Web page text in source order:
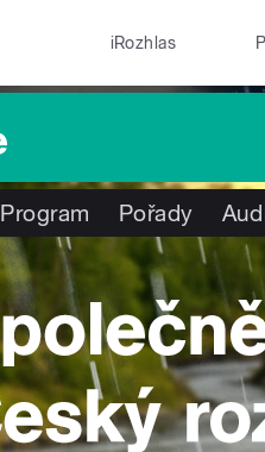
iRozhlas
Program Pořady